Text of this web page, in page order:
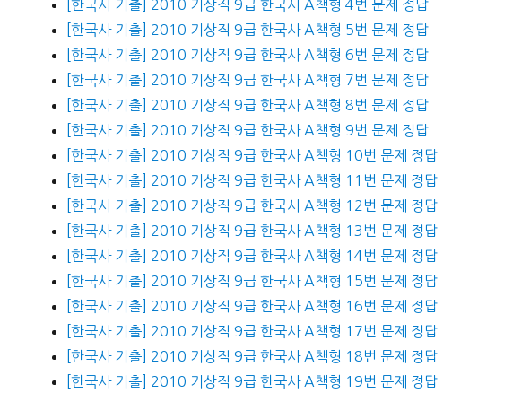
[한국사 기출] 2010 기상직 9급 한국사 A책형 4번 문제 정답
[한국사 기출] 2010 기상직 9급 한국사 A책형 5번 문제 정답
[한국사 기출] 2010 기상직 9급 한국사 A책형 6번 문제 정답
[한국사 기출] 2010 기상직 9급 한국사 A책형 7번 문제 정답
[한국사 기출] 2010 기상직 9급 한국사 A책형 8번 문제 정답
[한국사 기출] 2010 기상직 9급 한국사 A책형 9번 문제 정답
[한국사 기출] 2010 기상직 9급 한국사 A책형 10번 문제 정답
[한국사 기출] 2010 기상직 9급 한국사 A책형 11번 문제 정답
[한국사 기출] 2010 기상직 9급 한국사 A책형 12번 문제 정답
[한국사 기출] 2010 기상직 9급 한국사 A책형 13번 문제 정답
[한국사 기출] 2010 기상직 9급 한국사 A책형 14번 문제 정답
[한국사 기출] 2010 기상직 9급 한국사 A책형 15번 문제 정답
[한국사 기출] 2010 기상직 9급 한국사 A책형 16번 문제 정답
[한국사 기출] 2010 기상직 9급 한국사 A책형 17번 문제 정답
[한국사 기출] 2010 기상직 9급 한국사 A책형 18번 문제 정답
[한국사 기출] 2010 기상직 9급 한국사 A책형 19번 문제 정답